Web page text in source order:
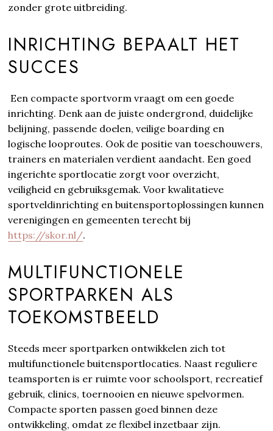
zonder grote uitbreiding.
INRICHTING BEPAALT HET
SUCCES
Een compacte sportvorm vraagt om een goede
inrichting. Denk aan de juiste ondergrond, duidelijke
belijning, passende doelen, veilige boarding en
logische looproutes. Ook de positie van toeschouwers,
trainers en materialen verdient aandacht. Een goed
ingerichte sportlocatie zorgt voor overzicht,
veiligheid en gebruiksgemak. Voor kwalitatieve
sportveldinrichting en buitensportoplossingen kunnen
verenigingen en gemeenten terecht bij
https://skor.nl/.
MULTIFUNCTIONELE
SPORTPARKEN ALS
TOEKOMSTBEELD
Steeds meer sportparken ontwikkelen zich tot
multifunctionele buitensportlocaties. Naast reguliere
teamsporten is er ruimte voor schoolsport, recreatief
gebruik, clinics, toernooien en nieuwe spelvormen.
Compacte sporten passen goed binnen deze
ontwikkeling, omdat ze flexibel inzetbaar zijn.